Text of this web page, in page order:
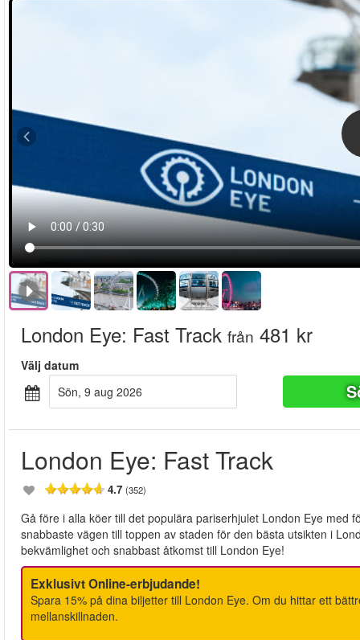
London Eye: Fast Track från 481 kr
Välj datum
sön, 9 aug 2026
London Eye: Fast Track
4.7 (352)
Gå före i alla köer till det populära pariserhjulet London Eye med
snabbaste vägen till toppen av staden för den bästa utsikten i
bekvämlighet och snabbast åtkomst till London Eye!
Exklusivt Online-erbjudande!
Spara 15% på dina biljetter till London Eye. Om du hittar ett
mellanskillnaden.